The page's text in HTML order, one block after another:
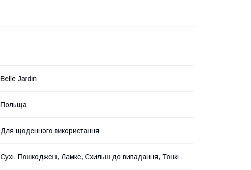
Belle Jardin
Польща
Для щоденного використання
Сухі, Пошкоджені, Ламке, Схильні до випадання, Тонкі